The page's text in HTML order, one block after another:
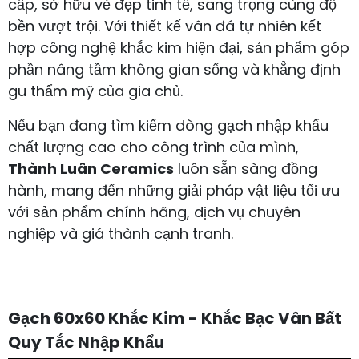
cấp, sở hữu vẻ đẹp tinh tế, sang trọng cùng độ
bền vượt trội. Với thiết kế vân đá tự nhiên kết
hợp công nghệ khắc kim hiện đại, sản phẩm góp
phần nâng tầm không gian sống và khẳng định
gu thẩm mỹ của gia chủ.
Nếu bạn đang tìm kiếm dòng gạch nhập khẩu
chất lượng cao cho công trình của mình,
Thành Luân Ceramics luôn sẵn sàng đồng
hành, mang đến những giải pháp vật liệu tối ưu
với sản phẩm chính hãng, dịch vụ chuyên
nghiệp và giá thành cạnh tranh.
Gạch 60x60 Khắc Kim - Khắc Bạc Vân Bất
Quy Tắc Nhập Khẩu